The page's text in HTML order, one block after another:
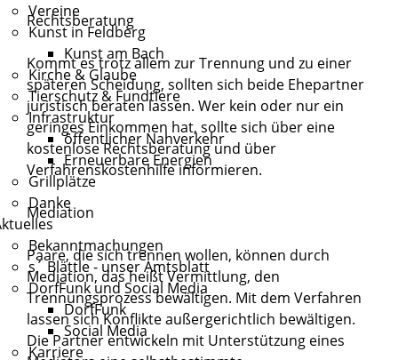
Vereine
Kunst in Feldberg
Kunst am Bach
Kirche & Glaube
Tierschutz & Fundtiere
Infrastruktur
öffentlicher Nahverkehr
Erneuerbare Energien
Grillplätze
Danke
Bekanntmachungen
s´ Blättle - unser Amtsblatt
DorfFunk und Social Media
DorfFunk
Social Media
Karriere
Rechtsberatung
Kommt es trotz allem zur Trennung und zu einer
späteren Scheidung, sollten sich beide Ehepartner
juristisch beraten lassen. Wer kein oder nur ein
geringes Einkommen hat, sollte sich über eine
kostenlose Rechtsberatung und über
Verfahrenskostenhilfe informieren.
Mediation
Paare, die sich trennen wollen, können durch
Mediation, das heißt Vermittlung, den
Trennungsprozess bewältigen. Mit dem Verfahren
lassen sich Konflikte außergerichtlich bewältigen.
Die Partner entwickeln mit Unterstützung eines